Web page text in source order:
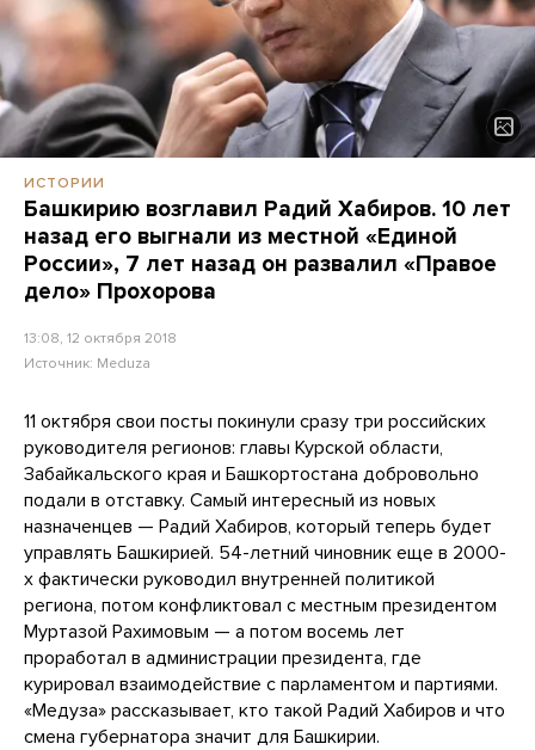
ИСТОРИИ
Башкирию возглавил Радий Хабиров. 10 лет
назад его выгнали из местной «Единой
России», 7 лет назад он развалил «Правое
дело» Прохорова
13:08, 12 октября 2018
Источник: Meduza
11 октября свои посты покинули сразу три российских
руководителя регионов: главы Курской области,
Забайкальского края и Башкортостана добровольно
подали в отставку. Самый интересный из новых
назначенцев — Радий Хабиров, который теперь будет
управлять Башкирией. 54-летний чиновник еще в 2000-
х фактически руководил внутренней политикой
региона, потом конфликтовал с местным президентом
Муртазой Рахимовым — а потом восемь лет
проработал в администрации президента, где
курировал взаимодействие с парламентом и партиями.
«Медуза» рассказывает, кто такой Радий Хабиров и что
смена губернатора значит для Башкирии.